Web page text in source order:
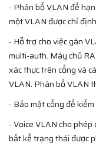
- Phân bổ VLAN để
một VLAN được chỉ
- Hỗ trợ cho việc gán
multi-auth. Máy chủ
xác thực trên cổng và
VLAN. Phân bổ VLAN
- Bảo mật cổng để
- Voice VLAN cho
bất kể trạng thái được